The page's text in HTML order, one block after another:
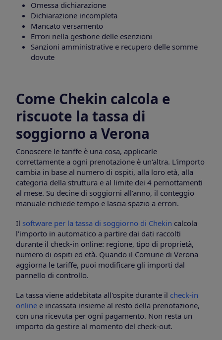
Omessa dichiarazione
Dichiarazione incompleta
Mancato versamento
Errori nella gestione delle esenzioni
Sanzioni amministrative e recupero delle somme
dovute
Come Chekin calcola e
riscuote la tassa di
soggiorno a Verona
Conoscere le tariffe è una cosa, applicarle
correttamente a ogni prenotazione è un'altra. L'importo
cambia in base al numero di ospiti, alla loro età, alla
categoria della struttura e al limite dei 4 pernottamenti
al mese. Su decine di soggiorni all'anno, il conteggio
manuale richiede tempo e lascia spazio a errori.
Il software per la tassa di soggiorno di Chekin calcola
l'importo in automatico a partire dai dati raccolti
durante il check-in online: regione, tipo di proprietà,
numero di ospiti ed età. Quando il Comune di Verona
aggiorna le tariffe, puoi modificare gli importi dal
pannello di controllo.
La tassa viene addebitata all'ospite durante il check-in
online e incassata insieme al resto della prenotazione,
con una ricevuta per ogni pagamento. Non resta un
importo da gestire al momento del check-out.